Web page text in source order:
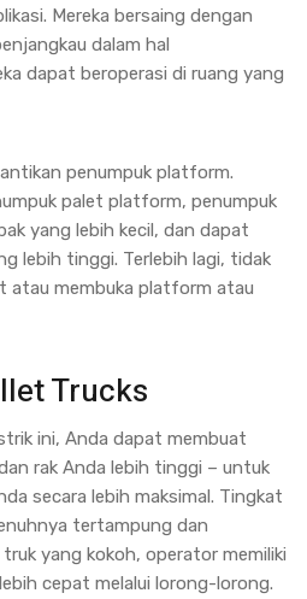
Mereka bersaing dengan
dalam hal
dapat beroperasi di ruang yang
penumpuk platform.
palet platform, penumpuk
yang lebih kecil, dan dapat
lebih tinggi. Terlebih lagi, tidak
atau membuka platform atau
Trucks
ini, Anda dapat membuat
rak Anda lebih tinggi – untuk
secara lebih maksimal. Tingkat
tertampung dan
yang kokoh, operator memiliki
cepat melalui lorong-lorong.